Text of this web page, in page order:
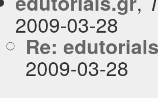
2009-03-28
Re:
2009-03-28